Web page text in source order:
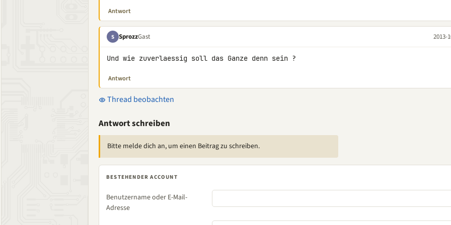
Antwort
S SprozzGast 2013-
Und wie zuverlaessig soll das Ganze denn sein ?
Antwort
Thread beobachten
Antwort schreiben
Bitte melde dich an, um einen Beitrag zu schreiben.
BESTEHENDER ACCOUNT
Benutzername oder E-Mail-
Adresse